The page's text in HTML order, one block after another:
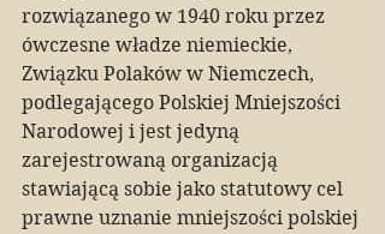
rozwiązanego w 1940 roku przez
ówczesne władze niemieckie,
Związku Polaków w Niemczech,
podlegającego Polskiej Mniejszości
Narodowej i jest jedyną
zarejestrowaną organizacją
stawiającą sobie jako statutowy cel
prawne uznanie mniejszości polskiej